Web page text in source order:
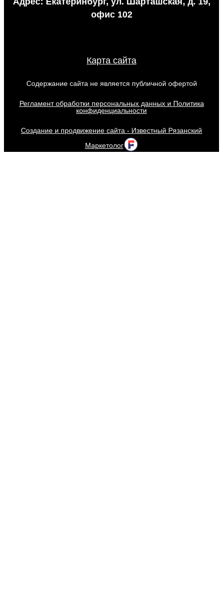
офис 102
Карта сайта
Содержание сайта не является публичной офертой
Регламент обработки персональных данных и Политика
конфиденциальности
Создание и продвижение сайта - Известный Рязанский
Маркетолог